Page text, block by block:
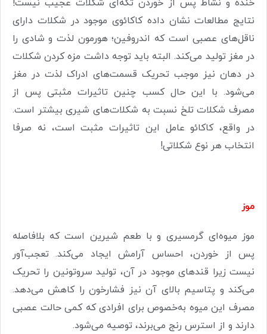
خنده و نشاط پس از خوردن تکه‌ای شکلات عجیب نیست!
نتایج مطالعات نشان داده کاکائوی موجود در شکلات دارای
ناقل‌های عصبی است که اندروفین؛ هورمون لذت و شادی را
در مغز تولید می‌کند. البته باید توجه داشت مزه کردن شکلات
در دهان نیز موجب تحریک قسمت‌های ادراک لذت در مغز
می‌شود. با این حال کسب چنین تاثیرات مثبتی پس از
مصرف شکلات تلخ نسبت به شکلات‌های شیری بیشتر است.
در واقع، کاکائو عامل این تاثیرات مثبت است، نه صرفا
انتخاب هر نوع شکلاتی!
موز
موز میوه‌ای گرمسیری و با طعم شیرین است که بلافاصله
پس از خوردن، احساس آرامش ایجاد می‌کند. تعجب‌آور
نیست زیرا قندهای موجود در آن، تولید سروتونین را تحریک
می‌کند و پتاسیم بالای آن نیز فشارخون را کاهش می‌دهد.
مصرف این میوه به‌خصوص برای افرادی که کمی حالت عصبی
دارند و از استرس رنج می‌برند، توصیه می‌شود.